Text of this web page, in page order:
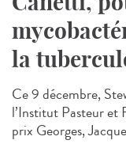
la
Ce 9 décembre,
l’Institut Pasteur et
prix Georges,